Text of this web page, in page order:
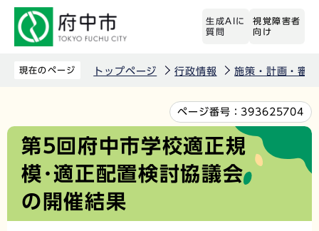
先
生成AIに
質問
視覚障害者
向け
現在のページ トップページ 行政情報 施策・計画・審
文
ページ番号： 393625704
第5回府中市学校適正規
模･適正配置検討協議会
の開催結果